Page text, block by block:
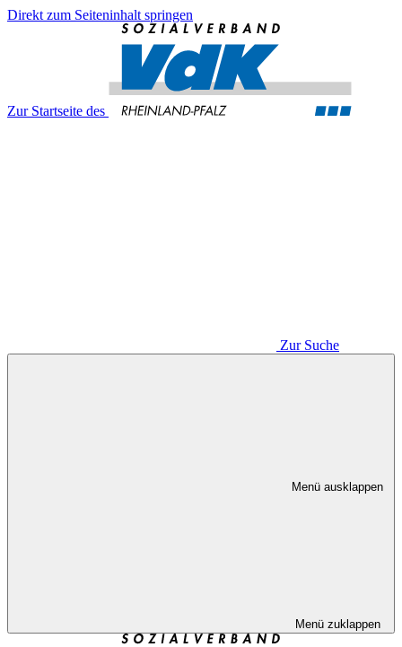
Direkt zum Seiteninhalt springen
Zur Startseite des
Zur Suche
Menü ausklappen
Menü zuklappen